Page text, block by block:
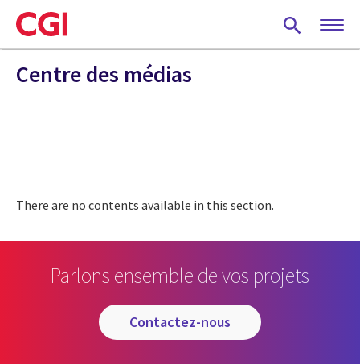
Skip
to
main
content
Centre des médias
There are no contents available in this section.
Parlons ensemble de vos projets
contactez-nous